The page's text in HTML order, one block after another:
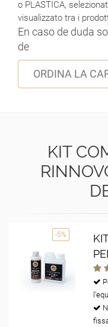
o PLASTICA,
visualizzato tra i
En caso de duda
de
ORDINA LA
KIT
-5%